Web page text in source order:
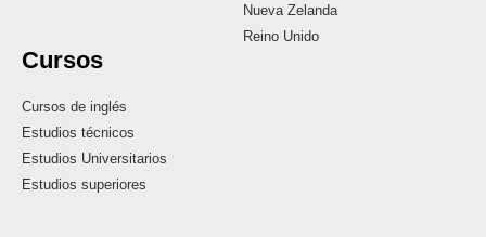
Nueva Zelanda
Reino Unido
Cursos
Cursos de inglés
Estudios técnicos
Estudios Universitarios
Estudios superiores